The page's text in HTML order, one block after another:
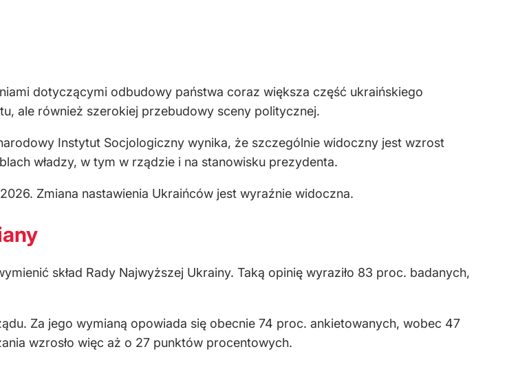
dotyczącymi odbudowy państwa coraz większa część ukraińskiego
ale również szerokiej przebudowy sceny politycznej.
Instytut Socjologiczny wynika, że szczególnie widoczny jest wzrost
władzy, w tym w rządzie i na stanowisku prezydenta.
Zmiana nastawienia Ukraińców jest wyraźnie widoczna.
skład Rady Najwyższej Ukrainy. Taką opinię wyraziło 83 proc. badanych,
Za jego wymianą opowiada się obecnie 74 proc. ankietowanych, wobec 47
wzrosło więc aż o 27 punktów procentowych.